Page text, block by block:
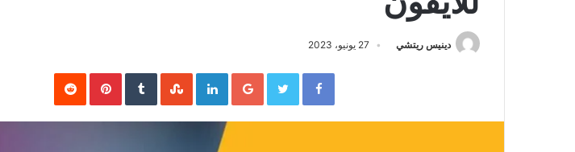
دينيس ريتشي 27 يونيو، 2023
Facebook
Twitter
Google+
LinkedIn
Pinterest